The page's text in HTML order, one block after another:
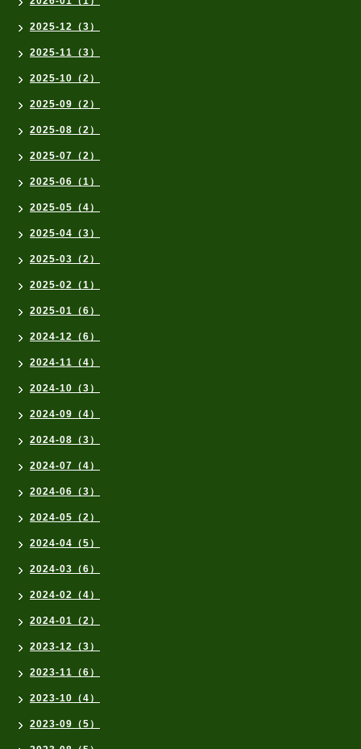
2025-12（3）
2025-11（3）
2025-10（2）
2025-09（2）
2025-08（2）
2025-07（2）
2025-06（1）
2025-05（4）
2025-04（3）
2025-03（2）
2025-02（1）
2025-01（6）
2024-12（6）
2024-11（4）
2024-10（3）
2024-09（4）
2024-08（3）
2024-07（4）
2024-06（3）
2024-05（2）
2024-04（5）
2024-03（6）
2024-02（4）
2024-01（2）
2023-12（3）
2023-11（6）
2023-10（4）
2023-09（5）